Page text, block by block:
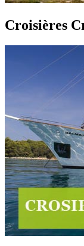
Croisières